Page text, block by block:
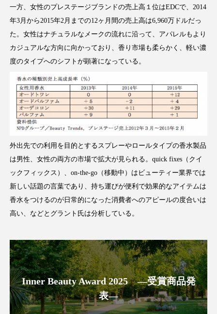
エクソソーム オーガニック オゾン
カカイオイル ガジェット キーワード
クローズアップ ケーススタディ
コグニティブヘルス コスト削減
コネクテッド・ビューティ コミュニケーション
サステナブル美容 サプライチェーン
サプリ サロンクレンジング
スカルプ クレンジング 頻度 スカルプケア
スキンケア スキンケア 習慣
スキンケアルーティン ストレス スパ
一方、女性のプレステージブランドの売上高１位はEDCで、2014
年3月から2015年2月までの12ヶ月間の売上高は6,960万ドルだっ
た。女性はナチュラルなメークの流れに沿って、アパレルもより
カジュアルな方向に向かっており、香り市場も柔らかく、軽い濃
度のタイプへのシフトが顕著になっている。
外出先での利用を目的とするスプレーやロールタイプの香水製品
は男性、女性の両方の市場で拡大が見られる。quick fixes（クイ
ックフィックス）、on-the-go（移動中）はビューティー業界では
新しい話題の言葉であり、持ち運びが便利で効果的なアイテムは
香水をつけるのが日常的になった消費者へのアピールの度合いは
高い、などとグラント氏は分析している。
Inner Beauty Award 2025 ―受賞商品発
表―